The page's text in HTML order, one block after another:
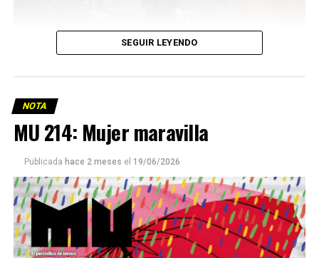
Este número 215 de MU ☝️viene con doble tapa, que
podría ser una frase:
Sin chamuyo, a remarla.
SEGUIR LEYENDO
NOTA
MU 214: Mujer maravilla
Publicada hace 2 meses el 19/06/2026